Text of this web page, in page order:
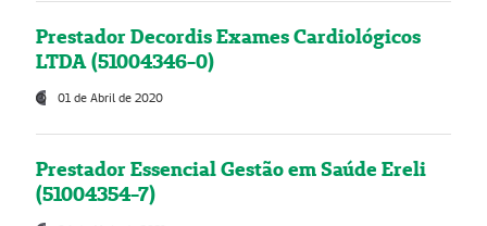
Prestador Decordis Exames Cardiológicos
LTDA (51004346-0)
01 de Abril de 2020
Prestador Essencial Gestão em Saúde Ereli
(51004354-7)